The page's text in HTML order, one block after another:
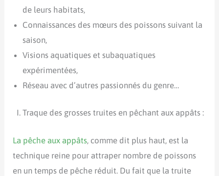
de leurs habitats,
Connaissances des mœurs des poissons suivant la
saison,
Visions aquatiques et subaquatiques
expérimentées,
Réseau avec d’autres passionnés du genre…
Traque des grosses truites en pêchant aux appâts :
La pêche aux appâts, comme dit plus haut, est la
technique reine pour attraper nombre de poissons
en un temps de pêche réduit. Du fait que la truite